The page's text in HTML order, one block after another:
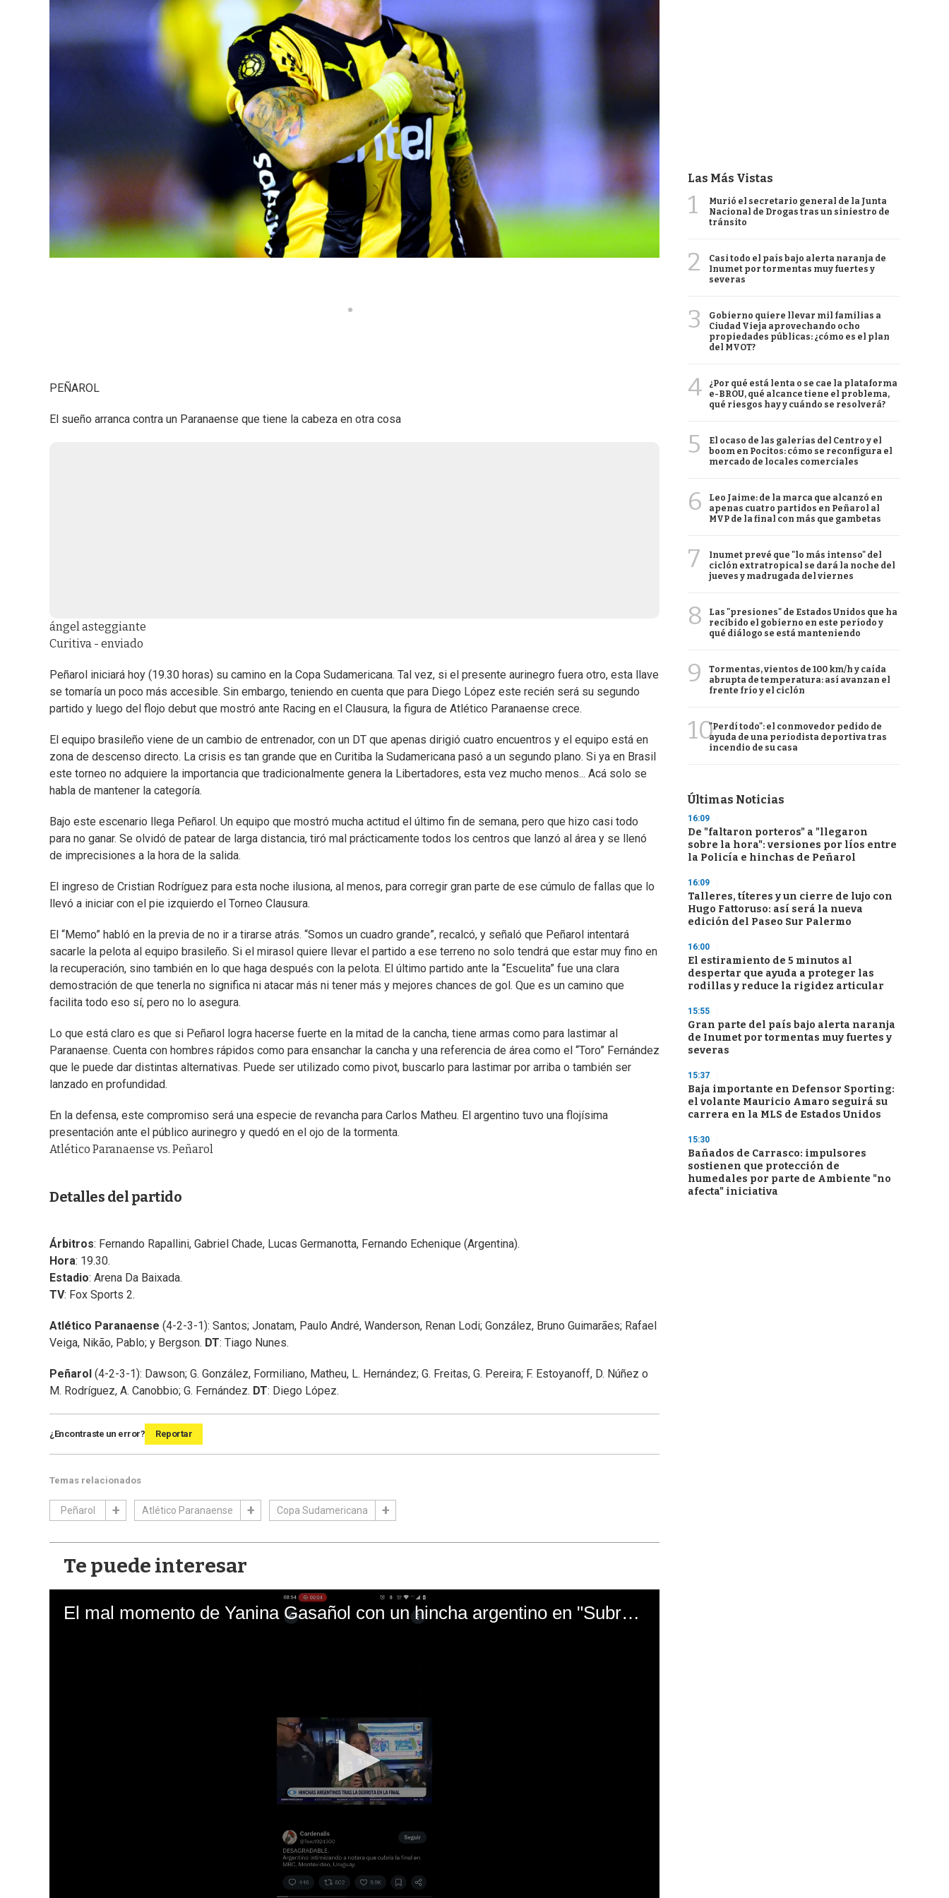
PEÑAROL
El sueño arranca contra un Paranaense que tiene la cabeza en otra cosa
ángel asteggiante
Curitiva - enviado
Peñarol iniciará hoy (19.30 horas) su camino en la Copa Sudamericana. Tal vez, si el presente aurinegro fuera otro, esta llave
se tomaría un poco más accesible. Sin embargo, teniendo en cuenta que para Diego López este recién será su segundo
partido y luego del flojo debut que mostró ante Racing en el Clausura, la figura de Atlético Paranaense crece.
El equipo brasileño viene de un cambio de entrenador, con un DT que apenas dirigió cuatro encuentros y el equipo está en
zona de descenso directo. La crisis es tan grande que en Curitiba la Sudamericana pasó a un segundo plano. Si ya en Brasil
este torneo no adquiere la importancia que tradicionalmente genera la Libertadores, esta vez mucho menos... Acá solo se
habla de mantener la categoría.
Bajo este escenario llega Peñarol. Un equipo que mostró mucha actitud el último fin de semana, pero que hizo casi todo
para no ganar. Se olvidó de patear de larga distancia, tiró mal prácticamente todos los centros que lanzó al área y se llenó
de imprecisiones a la hora de la salida.
El ingreso de Cristian Rodríguez para esta noche ilusiona, al menos, para corregir gran parte de ese cúmulo de fallas que lo
llevó a iniciar con el pie izquierdo el Torneo Clausura.
El “Memo” habló en la previa de no ir a tirarse atrás. “Somos un cuadro grande”, recalcó, y señaló que Peñarol intentará
sacarle la pelota al equipo brasileño. Si el mirasol quiere llevar el partido a ese terreno no solo tendrá que estar muy fino en
la recuperación, sino también en lo que haga después con la pelota. El último partido ante la “Escuelita” fue una clara
demostración de que tenerla no significa ni atacar más ni tener más y mejores chances de gol. Que es un camino que
facilita todo eso sí, pero no lo asegura.
Lo que está claro es que si Peñarol logra hacerse fuerte en la mitad de la cancha, tiene armas como para lastimar al
Paranaense. Cuenta con hombres rápidos como para ensanchar la cancha y una referencia de área como el “Toro” Fernández
que le puede dar distintas alternativas. Puede ser utilizado como pivot, buscarlo para lastimar por arriba o también ser
lanzado en profundidad.
En la defensa, este compromiso será una especie de revancha para Carlos Matheu. El argentino tuvo una flojísima
presentación ante el público aurinegro y quedó en el ojo de la tormenta.
Atlético Paranaense vs. Peñarol
Detalles del partido
Árbitros: Fernando Rapallini, Gabriel Chade, Lucas Germanotta, Fernando Echenique (Argentina).
Hora: 19.30.
Estadio: Arena Da Baixada.
TV: Fox Sports 2.
Atlético Paranaense (4-2-3-1): Santos; Jonatam, Paulo André, Wanderson, Renan Lodi; González, Bruno Guimarães; Rafael
Veiga, Nikão, Pablo; y Bergson. DT: Tiago Nunes.
Peñarol (4-2-3-1): Dawson; G. González, Formiliano, Matheu, L. Hernández; G. Freitas, G. Pereira; F. Estoyanoff, D. Núñez o
M. Rodríguez, A. Canobbio; G. Fernández. DT: Diego López.
¿Encontraste un error? Reportar
Temas relacionados
Peñarol Atlético Paranaense Copa Sudamericana
Te puede interesar
El mal momento de Yanina Gasañol con un hincha argentino en "Subrayado"
Las Más Vistas
1
Murió el secretario general de la Junta
Nacional de Drogas tras un siniestro de
tránsito
2
Casi todo el país bajo alerta naranja de
Inumet por tormentas muy fuertes y
severas
3
Gobierno quiere llevar mil familias a
Ciudad Vieja aprovechando ocho
propiedades públicas: ¿cómo es el plan
del MVOT?
4
¿Por qué está lenta o se cae la plataforma
e-BROU, qué alcance tiene el problema,
qué riesgos hay y cuándo se resolverá?
5
El ocaso de las galerías del Centro y el
boom en Pocitos: cómo se reconfigura el
mercado de locales comerciales
6
Leo Jaime: de la marca que alcanzó en
apenas cuatro partidos en Peñarol al
MVP de la final con más que gambetas
7
Inumet prevé que "lo más intenso" del
ciclón extratropical se dará la noche del
jueves y madrugada del viernes
8
Las "presiones" de Estados Unidos que ha
recibido el gobierno en este período y
qué diálogo se está manteniendo
9
Tormentas, vientos de 100 km/h y caída
abrupta de temperatura: así avanzan el
frente frío y el ciclón
10"Perdí todo": el conmovedor pedido de
ayuda de una periodista deportiva tras
incendio de su casa
Últimas Noticias
16:09
De "faltaron porteros" a "llegaron
sobre la hora": versiones por líos entre
la Policía e hinchas de Peñarol
16:09
Talleres, títeres y un cierre de lujo con
Hugo Fattoruso: así será la nueva
edición del Paseo Sur Palermo
16:00
El estiramiento de 5 minutos al
despertar que ayuda a proteger las
rodillas y reduce la rigidez articular
15:55
Gran parte del país bajo alerta naranja
de Inumet por tormentas muy fuertes y
severas
15:37
Baja importante en Defensor Sporting:
el volante Mauricio Amaro seguirá su
carrera en la MLS de Estados Unidos
15:30
Bañados de Carrasco: impulsores
sostienen que protección de
humedales por parte de Ambiente "no
afecta" iniciativa